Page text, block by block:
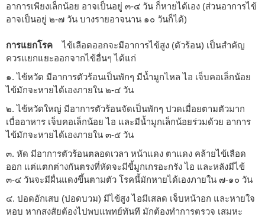
อาการเพียงเล็กน้อย อาจเป็นอยู่ ๓-๔ วัน ก็หายได้เอง (ส่วนอาการไข้
อาจเป็นอยู่ ๒-๗ วัน บางรายอาจนาน ๑๐ วันก็ได้)
การแยกโรค
ไข้เลือดออกจะมีอาการไข้สูง (ตัวร้อน) เป็นสำคัญ
ควรแยกแยะออกจากไข้อื่นๆ ได้แก่
๑. ไข้หวัด มีอาการตัวร้อนเป็นพักๆ มีน้ำมูกไหล ไอ เจ็บคอเล็กน้อย
ไข้มักจะหายได้เองภายใน ๒-๔ วัน
๒. ไข้หวัดใหญ่ มีอาการตัวร้อนจัดเป็นพักๆ ปวดเมื่อยตามตัวมาก
เบื่ออาหาร เจ็บคอเล็กน้อย ไอ และมีน้ำมูกเล็กน้อยร่วมด้วย อาการ
ไข้มักจะหายได้เองภายใน ๓-๕ วัน
๓. หัด มีอาการตัวร้อนตลอดเวลา หน้าแดง ตาแดง คล้ายไข้เลือด
ออก แต่แตกต่างกันตรงที่หัดจะมีขี้มูกเกรอะกรัง ไอ และหลังมีไข้
๓-๔ วันจะมีผื่นแดงขึ้นตามตัว โรคนี้มักหายได้เองภายใน ๗-๑๐ วัน
๔. ปอดอักเสบ (ปอดบวม) มีไข้สูง ไอมีเสลด เจ็บหน้าอก และหายใจ
หอบ หากสงสัยต้องไปพบแพทย์ทันที มักต้องทำการตรวจ เสมหะ